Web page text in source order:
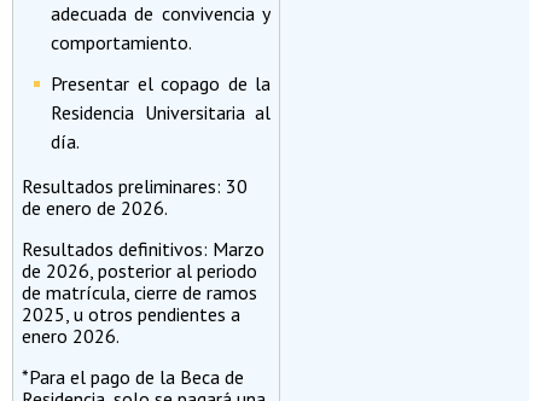
adecuada de convivencia y
comportamiento.
Presentar el copago de la
Residencia Universitaria al
día.
Resultados preliminares: 30
de enero de 2026.
Resultados definitivos: Marzo
de 2026, posterior al periodo
de matrícula, cierre de ramos
2025, u otros pendientes a
enero 2026.
*Para el pago de la Beca de